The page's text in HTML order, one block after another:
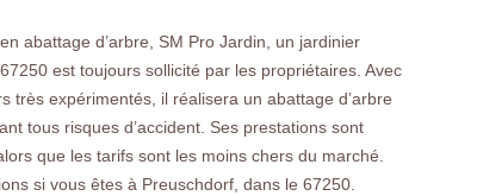
abattage d’arbre, SM Pro Jardin, un jardinier
est toujours sollicité par les propriétaires. Avec
très expérimentés, il réalisera un abattage d’arbre
tous risques d’accident. Ses prestations sont
que les tarifs sont les moins chers du marché.
si vous êtes à Preuschdorf, dans le 67250.